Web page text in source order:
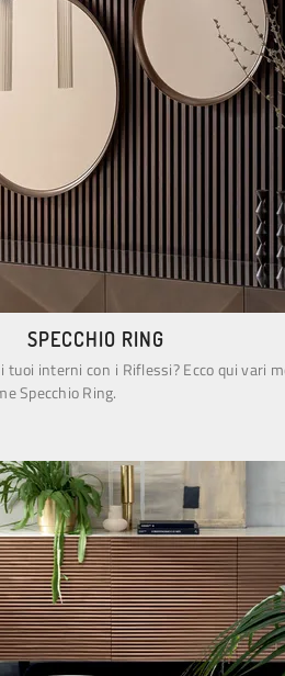
SPECCHIO RING
tuoi interni con i Riflessi? Ecco qui vari
Specchio Ring.